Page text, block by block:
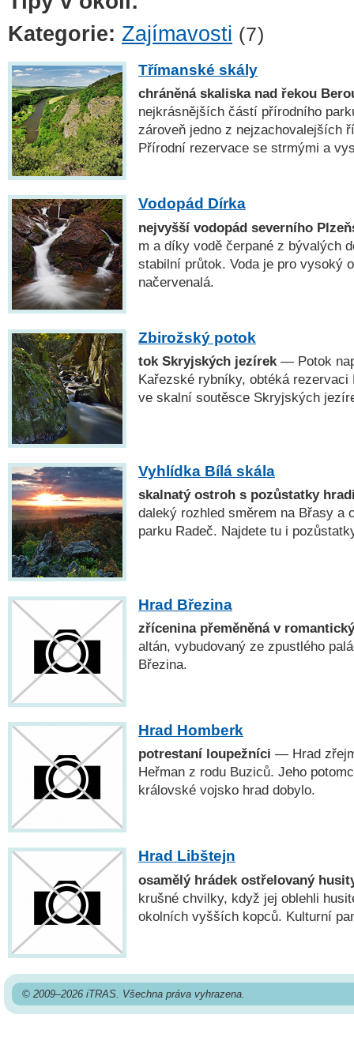
Kategorie: Zajímavosti (7)
Třímanské skály
chráněná skaliska nad řekou
nejkrásnějších částí přírodního
zároveň jedno z nejzachovalejších
Přírodní rezervace se strmými a
Vodopád Dírka
nejvyšší vodopád severního
m a díky vodě čerpané z bývalých
stabilní průtok. Voda je pro vysoký
načervenalá.
Zbirožský potok
tok Skryjských jezírek — Potok
Kařezské rybníky, obtéká
ve skalní soutěsce Skryjských
Vyhlídka Bílá skála
skalnatý ostroh s pozůstatky
daleký rozhled směrem na Břasy a
parku Radeč. Najdete tu i
Hrad Březina
zřícenina přeměněná v
altán, vybudovaný ze zpustlého
Březina.
Hrad Homberk
potrestaní loupežníci — Hrad
Heřman z rodu Buziců. Jeho
královské vojsko hrad dobylo.
Hrad Libštejn
osamělý hrádek ostřelovaný
krušné chvilky, když jej oblehli
okolních vyšších kopců. Kulturní
© 2009–2026 iTRAS. Všechna práva vyhrazena.